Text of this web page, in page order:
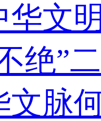
华文
绝”
文脉